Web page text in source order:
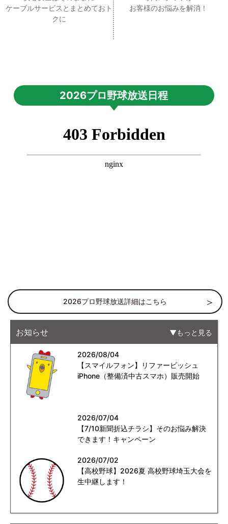
ケーブルサービスとまとめておト
クに
お客様のお悩みを解消！
2026プロ野球放送日程
2026プロ野球放送詳細はこちら
お知らせ もっと見る
2026/08/04
【スマイルフォン】リファービッシュ
iPhone（整備済中古スマホ）販売開始
2026/07/04
【7/10新聞折込チラシ】そのお悩み解決
できます！キャンペーン
2026/07/02
【高校野球】2026夏 高校野球埼玉大会を
生中継します！